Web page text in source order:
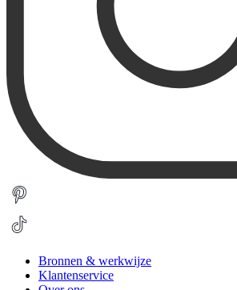
Bronnen & werkwijze
Klantenservice